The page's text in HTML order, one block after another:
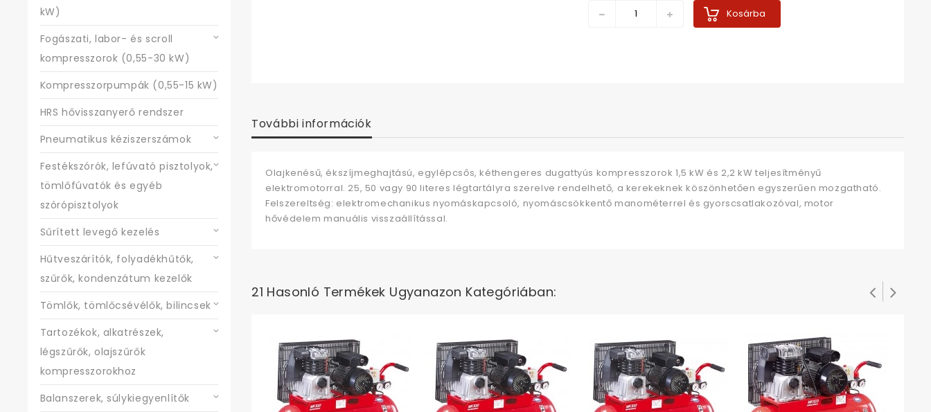
kW)
Fogászati, labor- és scroll
kompresszorok (0,55-30 kW)
Kompresszorpumpák (0,55-15 kW)
HRS hővisszanyerő rendszer
Pneumatikus kéziszerszámok
Festékszórók, lefúvató pisztolyok,
tömlőfúvatók és egyéb
szórópisztolyok
Sűrített levegő kezelés
Hűtveszárítók, folyadékhűtők,
szűrők, kondenzátum kezelők
Tömlők, tömlőcsévélők, bilincsek
Tartozékok, alkatrészek,
légszűrők, olajszűrők
kompresszorokhoz
Balanszerek, súlykiegyenlítők
Kosárba
További információk
Olajkenésű, ékszíjmeghajtású, egylépcsős, kéthengeres dugattyús kompresszorok 1,5 kW és 2,2 kW teljesítményű
elektromotorral. 25, 50 vagy 90 literes légtartályra szerelve rendelhető, a kerekeknek köszönhetően egyszerűen mozgatható.
Felszereltség: elektromechanikus nyomáskapcsoló, nyomáscsökkentő manométerrel és gyorscsatlakozóval, motor
hővédelem manuális visszaállítással.
21 Hasonló Termékek Ugyanazon Kategóriában: